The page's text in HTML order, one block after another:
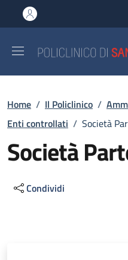
al contenuto principale
to footer content
Briciole di
Home / Il Policlinico /
Enti controllati / Società
Società
Condividi